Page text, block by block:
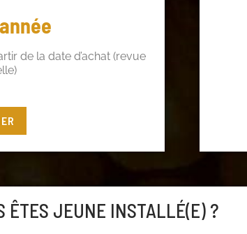
de la date d’achat (revue
de 5€ de réduction !
ou cliquez
ÊTES JEUNE INSTALLÉ(E) ?